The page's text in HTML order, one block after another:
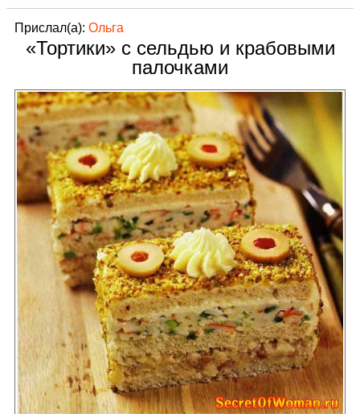
Прислал(а): Ольга
«Тортики» с сельдью и крабовыми
палочками